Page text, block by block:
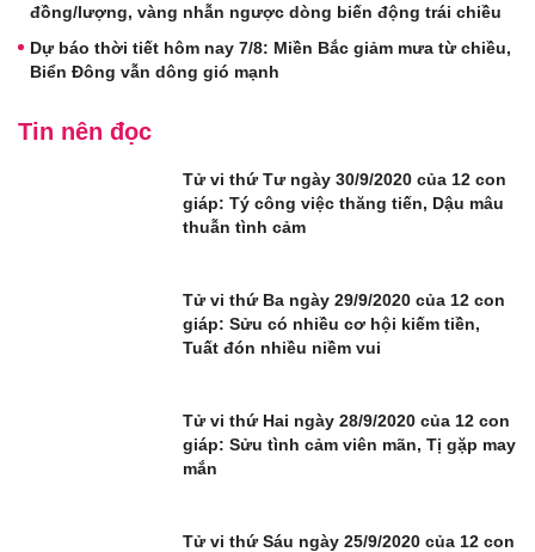
đồng/lượng, vàng nhẫn ngược dòng biến động trái chiều
Dự báo thời tiết hôm nay 7/8: Miền Bắc giảm mưa từ chiều,
Biển Đông vẫn dông gió mạnh
Tin nên đọc
Tử vi thứ Tư ngày 30/9/2020 của 12 con
giáp: Tý công việc thăng tiến, Dậu mâu
thuẫn tình cảm
Tử vi thứ Ba ngày 29/9/2020 của 12 con
giáp: Sửu có nhiều cơ hội kiếm tiền,
Tuất đón nhiều niềm vui
Tử vi thứ Hai ngày 28/9/2020 của 12 con
giáp: Sửu tình cảm viên mãn, Tị gặp may
mắn
Tử vi thứ Sáu ngày 25/9/2020 của 12 con